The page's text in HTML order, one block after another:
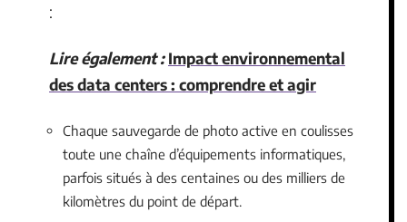
:
Lire également : Impact environnemental
des data centers : comprendre et agir
Chaque sauvegarde de photo active en coulisses
toute une chaîne d’équipements informatiques,
parfois situés à des centaines ou des milliers de
kilomètres du point de départ.